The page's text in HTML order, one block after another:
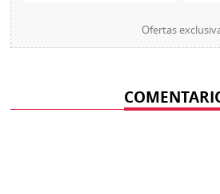
Ofertas